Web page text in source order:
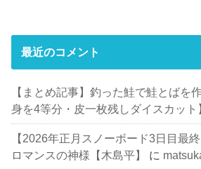
最近のコメント
【まとめ記事】釣った鮭で鮭とばを
身を4等分・皮一枚残しダイスカット
【2026年正月スノーボード3日目最
ロマンスの神様【木島平】
に